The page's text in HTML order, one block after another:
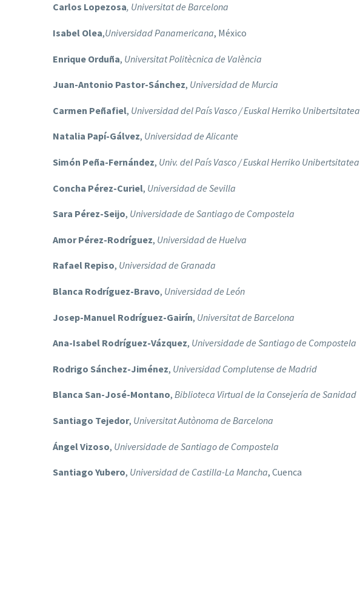
Carlos Lopezosa, Universitat de Barcelona
Isabel Olea,Universidad Panamericana, México
Enrique Orduña, Universitat Politècnica de València
Juan-Antonio Pastor-Sánchez, Universidad de Murcia
Carmen Peñafiel, Universidad del País Vasco / Euskal Herriko Unibertsitatea
Natalia Papí-Gálvez, Universidad de Alicante
Simón Peña-Fernández, Univ. del País Vasco / Euskal Herriko Unibertsitatea
Concha Pérez-Curiel, Universidad de Sevilla
Sara Pérez-Seijo, Universidade de Santiago de Compostela
Amor Pérez-Rodríguez, Universidad de Huelva
Rafael Repiso, Universidad de Granada
Blanca Rodríguez-Bravo, Universidad de León
Josep-Manuel Rodríguez-Gairín, Universitat de Barcelona
Ana-Isabel Rodríguez-Vázquez, Universidade de Santiago de Compostela
Rodrigo Sánchez-Jiménez, Universidad Complutense de Madrid
Blanca San-José-Montano, Biblioteca Virtual de la Consejería de Sanidad
Santiago Tejedor, Universitat Autònoma de Barcelona
Ángel Vizoso, Universidade de Santiago de Compostela
Santiago Yubero, Universidad de Castilla-La Mancha, Cuenca